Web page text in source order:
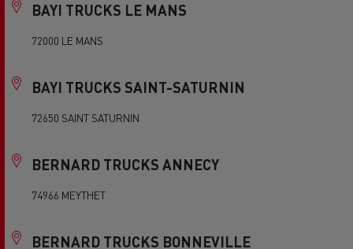
BAYI TRUCKS LE MANS
72000 LE MANS
BAYI TRUCKS SAINT-SATURNIN
72650 SAINT SATURNIN
BERNARD TRUCKS ANNECY
74966 MEYTHET
BERNARD TRUCKS BONNEVILLE